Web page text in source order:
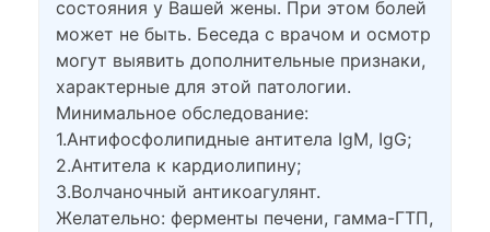
состояния у Вашей жены. При этом болей
может не быть. Беседа с врачом и осмотр
могут выявить дополнительные признаки,
характерные для этой патологии.
Минимальное обследование:
1.Антифосфолипидные антитела IgM, IgG;
2.Антитела к кардиолипину;
3.Волчаночный антикоагулянт.
Желательно: ферменты печени, гамма-ГТП,